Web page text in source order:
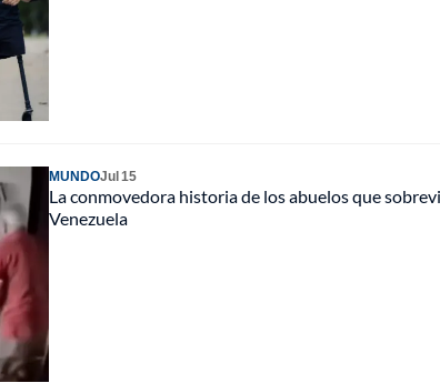
MUNDOJul 15
La conmovedora historia de los abuelos que
Venezuela